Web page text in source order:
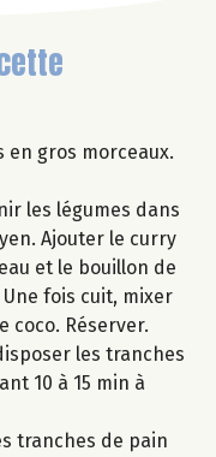
en gros morceaux.
les légumes dans
Ajouter le curry
et le bouillon de
fois cuit, mixer
coco. Réserver.
les tranches
10 à 15 min à
tranches de pain